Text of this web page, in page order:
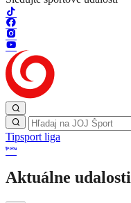
Tipsport liga
Aktuálne udalosti